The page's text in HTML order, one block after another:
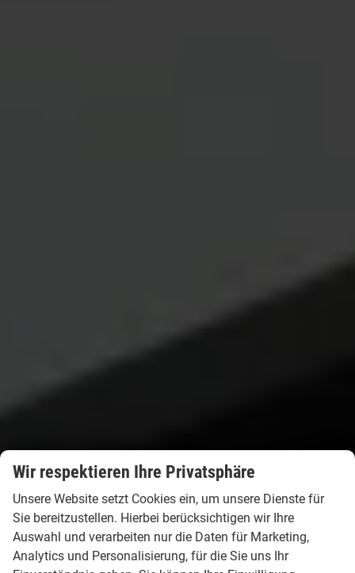
Wir respektieren Ihre Privatsphäre
Unsere Website setzt Cookies ein, um unsere Dienste für
Sie bereitzustellen. Hierbei berücksichtigen wir Ihre
Auswahl und verarbeiten nur die Daten für Marketing,
Analytics und Personalisierung, für die Sie uns Ihr